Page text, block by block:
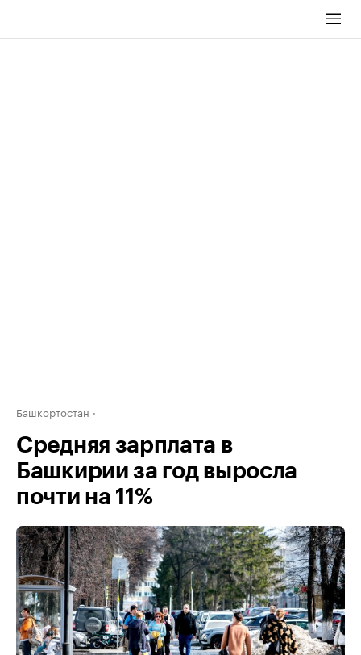
Башкортостан
Средняя зарплата в
Башкирии за год выросла
почти на 11%